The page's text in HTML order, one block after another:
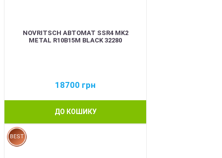
NOVRITSCH АВТОМАТ SSR4 MK2
METAL R10B15M BLACK 32280
18700 грн
ДО КОШИКУ
BEST